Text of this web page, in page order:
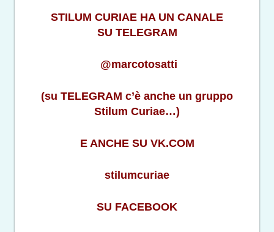
STILUM CURIAE HA UN CANALE
SU TELEGRAM
@marcotosatti
(su TELEGRAM c’è anche un gruppo
Stilum Curiae…)
E ANCHE SU VK.COM
stilumcuriae
SU FACEBOOK